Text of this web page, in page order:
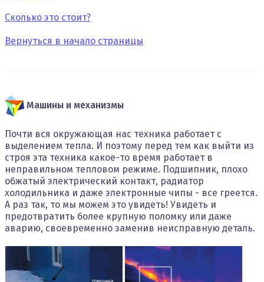
Сколько это стоит?
Вернуться в начало страницы
Машины и механизмы
Почти вся окружающая нас техника работает с
выделением тепла. И поэтому перед тем как выйти из
строя эта техника какое-то время работает в
неправильном тепловом режиме. Подшипник, плохо
обжатый электрический контакт, радиатор
холодильника и даже электронные чипы - все греется.
А раз так, то мы можем это увидеть! Увидеть и
предотвратить более крупную поломку или даже
аварию, своевременно заменив неисправную деталь.